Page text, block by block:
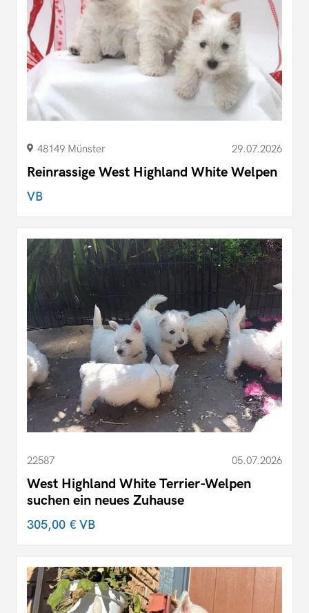
48149 Münster 29.07.2026
Reinrassige West Highland White Welpen
VB
22587 05.07.2026
West Highland White Terrier-Welpen
suchen ein neues Zuhause
305,00 €VB